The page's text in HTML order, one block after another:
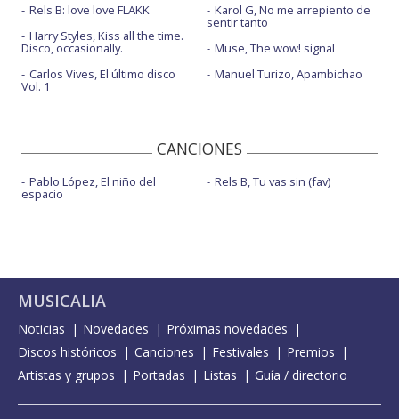
Rels B: love love FLAKK
Harry Styles, Kiss all the time.
Disco, occasionally.
Carlos Vives, El último disco
Vol. 1
Karol G, No me arrepiento de
sentir tanto
Muse, The wow! signal
Manuel Turizo, Apambichao
CANCIONES
Pablo López, El niño del
espacio
Rels B, Tu vas sin (fav)
MUSICALIA
Noticias Novedades
Próximas novedades
Discos históricos
Canciones Festivales
Premios
Artistas y grupos
Portadas Listas Guía / directorio